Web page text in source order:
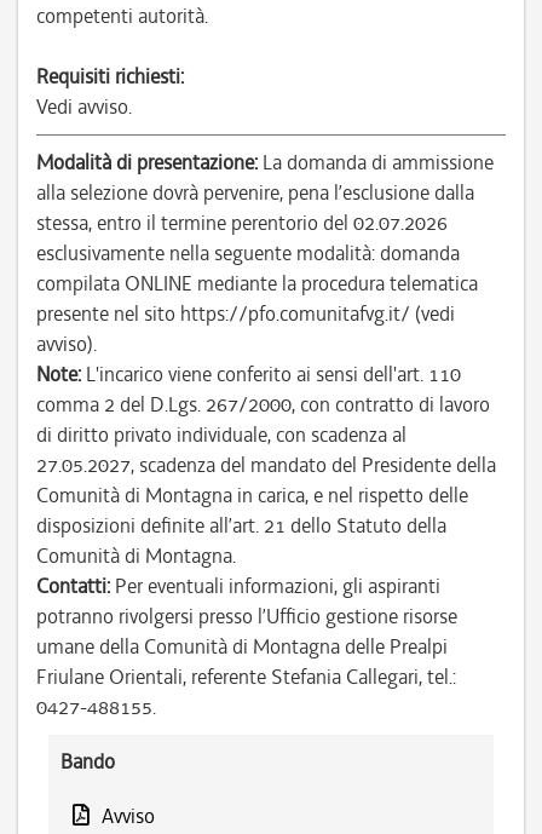
competenti autorità.
Requisiti richiesti:
Vedi avviso.
Modalità di presentazione: La domanda di ammissione
alla selezione dovrà pervenire, pena l’esclusione dalla
stessa, entro il termine perentorio del 02.07.2026
esclusivamente nella seguente modalità: domanda
compilata ONLINE mediante la procedura telematica
presente nel sito https://pfo.comunitafvg.it/ (vedi
avviso).
Note: L'incarico viene conferito ai sensi dell'art. 110
comma 2 del D.Lgs. 267/2000, con contratto di lavoro
di diritto privato individuale, con scadenza al
27.05.2027, scadenza del mandato del Presidente della
Comunità di Montagna in carica, e nel rispetto delle
disposizioni definite all’art. 21 dello Statuto della
Comunità di Montagna.
Contatti: Per eventuali informazioni, gli aspiranti
potranno rivolgersi presso l’Ufficio gestione risorse
umane della Comunità di Montagna delle Prealpi
Friulane Orientali, referente Stefania Callegari, tel.:
0427-488155.
Bando
Avviso